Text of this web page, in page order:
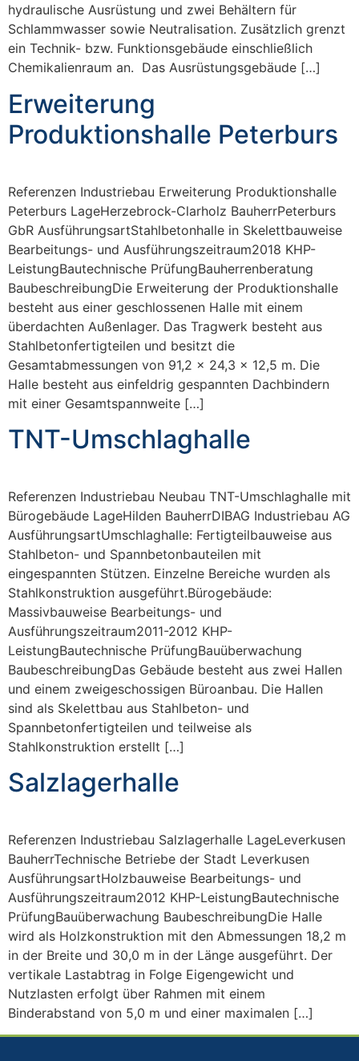
hydraulische Ausrüstung und zwei Behältern für
Schlammwasser sowie Neutralisation. Zusätzlich grenzt
ein Technik- bzw. Funktionsgebäude einschließlich
Chemikalienraum an. Das Ausrüstungsgebäude […]
Erweiterung
Produktionshalle Peterburs
Referenzen Industriebau Erweiterung Produktionshalle
Peterburs LageHerzebrock-Clarholz BauherrPeterburs
GbR AusführungsartStahlbetonhalle in Skelettbauweise
Bearbeitungs- und Ausführungszeitraum2018 KHP-
LeistungBautechnische PrüfungBauherrenberatung
BaubeschreibungDie Erweiterung der Produktionshalle
besteht aus einer geschlossenen Halle mit einem
überdachten Außenlager. Das Tragwerk besteht aus
Stahlbetonfertigteilen und besitzt die
Gesamtabmessungen von 91,2 x 24,3 x 12,5 m. Die
Halle besteht aus einfeldrig gespannten Dachbindern
mit einer Gesamtspannweite […]
TNT-Umschlaghalle
Referenzen Industriebau Neubau TNT-Umschlaghalle mit
Bürogebäude LageHilden BauherrDIBAG Industriebau AG
AusführungsartUmschlaghalle: Fertigteilbauweise aus
Stahlbeton- und Spannbetonbauteilen mit
eingespannten Stützen. Einzelne Bereiche wurden als
Stahlkonstruktion ausgeführt.Bürogebäude:
Massivbauweise Bearbeitungs- und
Ausführungszeitraum2011-2012 KHP-
LeistungBautechnische PrüfungBauüberwachung
BaubeschreibungDas Gebäude besteht aus zwei Hallen
und einem zweigeschossigen Büroanbau. Die Hallen
sind als Skelettbau aus Stahlbeton- und
Spannbetonfertigteilen und teilweise als
Stahlkonstruktion erstellt […]
Salzlagerhalle
Referenzen Industriebau Salzlagerhalle LageLeverkusen
BauherrTechnische Betriebe der Stadt Leverkusen
AusführungsartHolzbauweise Bearbeitungs- und
Ausführungszeitraum2012 KHP-LeistungBautechnische
PrüfungBauüberwachung BaubeschreibungDie Halle
wird als Holzkonstruktion mit den Abmessungen 18,2 m
in der Breite und 30,0 m in der Länge ausgeführt. Der
vertikale Lastabtrag in Folge Eigengewicht und
Nutzlasten erfolgt über Rahmen mit einem
Binderabstand von 5,0 m und einer maximalen […]